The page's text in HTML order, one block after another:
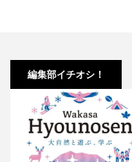
編集部イチオシ！